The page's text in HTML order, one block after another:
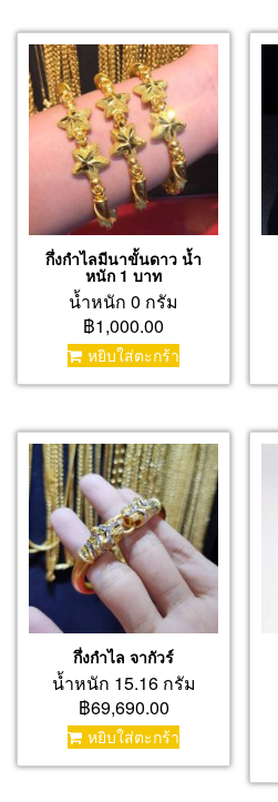
กึ่งกำไลมีนาขั้นดาว น้ำ
หนัก 1 บาท
น้ำหนัก 0 กรัม
฿1,000.00
หยิบใส่ตะกร้า
กึ่งกำไล จากัวร์
น้ำหนัก 15.16 กรัม
฿69,690.00
หยิบใส่ตะกร้า